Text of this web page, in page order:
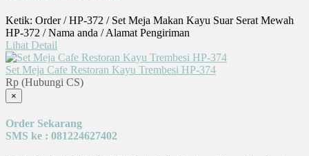
Ketik: Order / HP-372 / Set Meja Makan Kayu Suar Serat Mewah
HP-372 / Nama anda / Alamat Pengiriman
Lihat Detail
Set Meja Cafe Restoran Kayu Trembesi HP-374
Rp (Hubungi CS)
×
Order Sekarang
SMS ke : 081224627402